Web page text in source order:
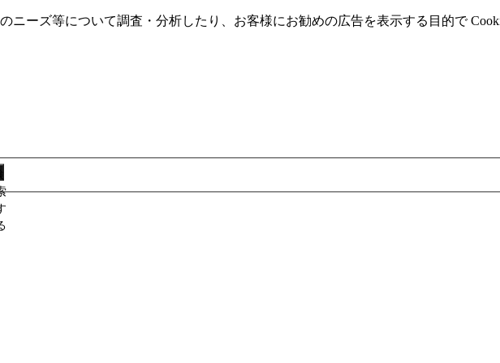
ニーズ等について調査・分析したり、お客様にお勧めの広告を表⽰する⽬的で